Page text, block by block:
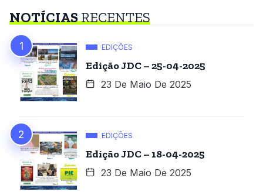
NOTÍCIASRECENTES
EDIÇÕES
Edição JDC – 25-04-2025
23 De Maio De 2025
EDIÇÕES
Edição JDC – 18-04-2025
23 De Maio De 2025